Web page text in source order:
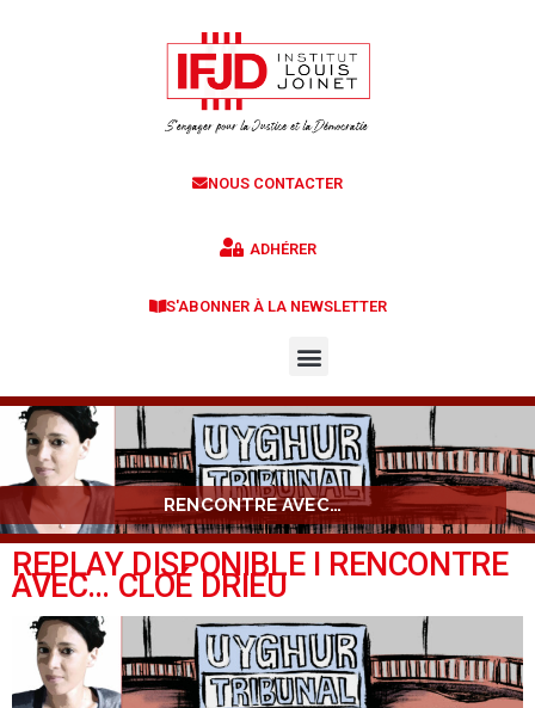
NOUS CONTACTER
ADHÉRER
S'ABONNER À LA NEWSLETTER
RENCONTRE AVEC…
REPLAY DISPONIBLE I RENCONTRE
AVEC… CLOÉ DRIEU